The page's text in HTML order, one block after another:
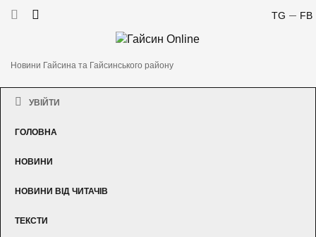
FB
TG
Новини Гайсина та Гайсинського району
УВІЙТИ
ГОЛОВНА
НОВИНИ
НОВИНИ ВІД ЧИТАЧІВ
ТЕКСТИ